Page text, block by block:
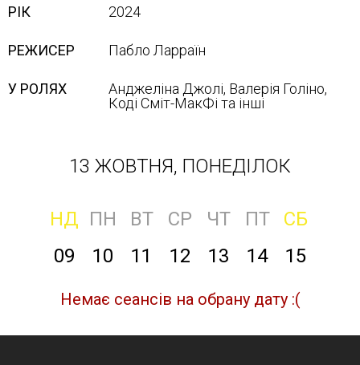
РІК 2024
РЕЖИСЕР Пабло Ларраїн
У РОЛЯХ
Анджеліна Джолі, Валерія Голіно,
Коді Сміт-МакФі та інші
13 ЖОВТНЯ, ПОНЕДІЛОК
НД ПН ВТ СР ЧТ ПТ
СБ
09
10 11 12 13 14 15
Немає сеансів на обрану дату :(